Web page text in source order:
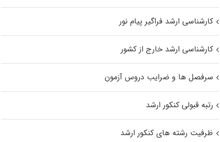
کارشناسی ارشد فراگیر پیام نور
کارشناسی ارشد خارج از کشور
سرفصل ها و ضرایب دروس آزمون
رتبه قبولی کنکور ارشد
ظرفیت رشته های کنکور ارشد